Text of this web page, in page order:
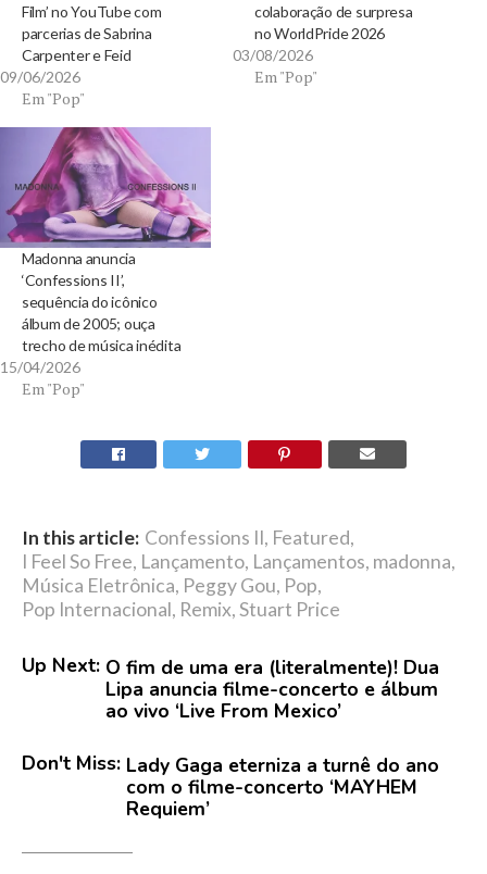
Film’ no YouTube com
parcerias de Sabrina
Carpenter e Feid
09/06/2026
Em "Pop"
colaboração de surpresa
no WorldPride 2026
03/08/2026
Em "Pop"
Madonna anuncia
‘Confessions II’,
sequência do icônico
álbum de 2005; ouça
trecho de música inédita
15/04/2026
Em "Pop"
In this article: Confessions II, Featured,
I Feel So Free, Lançamento, Lançamentos, madonna,
Música Eletrônica, Peggy Gou, Pop,
Pop Internacional, Remix,Stuart Price
Up Next: O fim de uma era (literalmente)! Dua
Lipa anuncia filme-concerto e álbum
ao vivo ‘Live From Mexico’
Don't Miss: Lady Gaga eterniza a turnê do ano
com o filme-concerto ‘MAYHEM
Requiem’